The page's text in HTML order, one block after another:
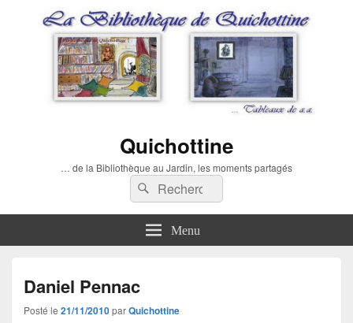
Quichottine
… de la Bibliothèque au Jardin, les moments partagés
Recherche :
Rechercher
Menu
Daniel Pennac
Posté le 21/11/2010parQuichottine